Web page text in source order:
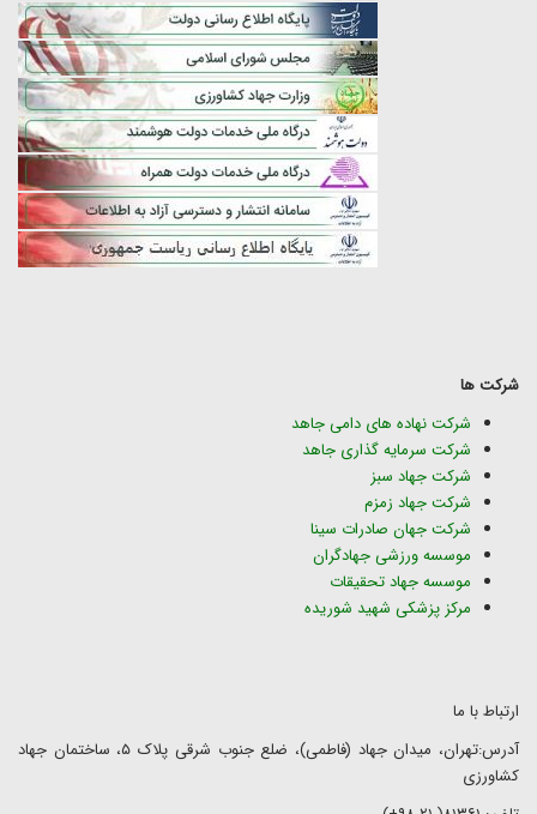
شرکت ها
شرکت نهاده های دامی جاهد
شرکت سرمایه گذاری جاهد
شرکت جهاد سبز
شرکت جهاد زمزم
شرکت جهان صادرات سینا
موسسه ورزشی جهادگران
موسسه جهاد تحقیقات
مرکز پزشکی شهید شوریده
ارتباط با ما
آدرس:تهران، میدان جهاد (فاطمی)، ضلع جنوب شرقی پلاک ۵، ساختمان جهاد
کشاورزی